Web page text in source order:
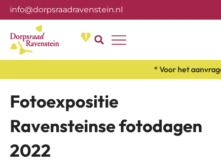
info@dorpsraadravenstein.nl
* Voor het
Fotoexpositie
Ravensteinse fotodagen
2022